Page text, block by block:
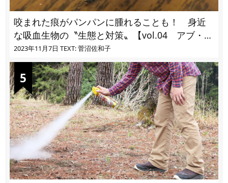
咬まれた痕がパンパンに腫れることも！ 身近
な吸血生物の〝生態と対策〟【vol.04 アブ・ブ
ユ・ヌカカ】
2023年11月7日 TEXT: 菅沼佐和子